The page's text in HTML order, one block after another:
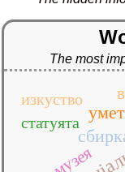
The most
музея
изкуство
статуята